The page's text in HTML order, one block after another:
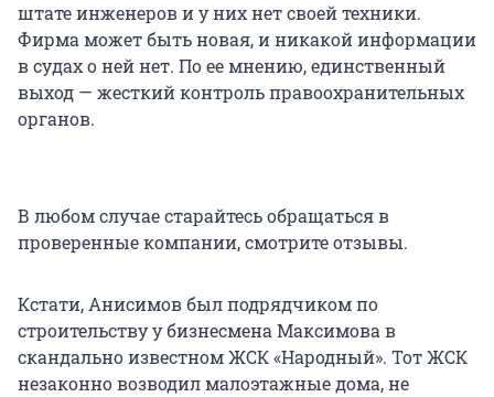
штате инженеров и у них нет своей техники.
Фирма может быть новая, и никакой информации
в судах о ней нет. По ее мнению, единственный
выход — жесткий контроль правоохранительных
органов.
В любом случае старайтесь обращаться в
проверенные компании, смотрите отзывы.
Кстати, Анисимов был подрядчиком по
строительству у бизнесмена Максимова в
скандально известном ЖСК «Народный». Тот ЖСК
незаконно возводил малоэтажные дома, не